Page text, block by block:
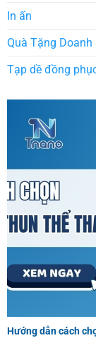
In ấn
Quà Tặng Doanh
Tạp dề đồng
Hướng dẫn cách